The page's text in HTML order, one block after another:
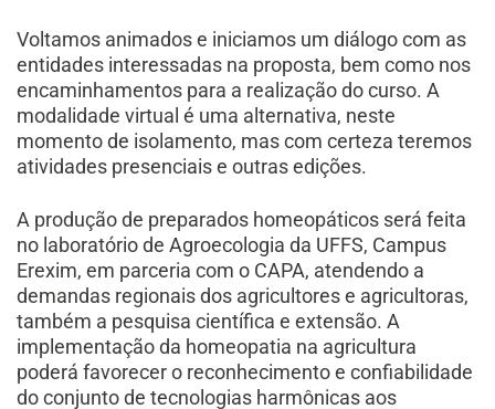
Voltamos animados e iniciamos um diálogo com as
entidades interessadas na proposta, bem como nos
encaminhamentos para a realização do curso. A
modalidade virtual é uma alternativa, neste
momento de isolamento, mas com certeza teremos
atividades presenciais e outras edições.
A produção de preparados homeopáticos será feita
no laboratório de Agroecologia da UFFS, Campus
Erexim, em parceria com o CAPA, atendendo a
demandas regionais dos agricultores e agricultoras,
também a pesquisa científica e extensão. A
implementação da homeopatia na agricultura
poderá favorecer o reconhecimento e confiabilidade
do conjunto de tecnologias harmônicas aos